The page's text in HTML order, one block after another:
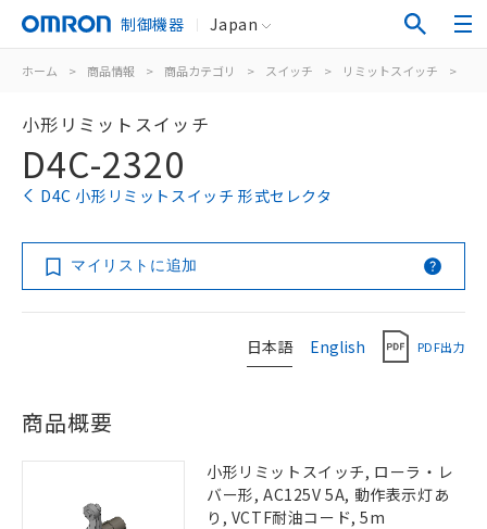
制御機器 Japan
ホーム > 商品情報 > 商品カテゴリ > スイッチ > リミットスイッチ >
小形リミットスイッチ
D4C-2320
D4C 小形リミットスイッチ 形式セレクタ
マイリストに追加
日本語 English PDF出力
商品概要
小形リミットスイッチ, ローラ・レ
バー形, AC125V 5A, 動作表示灯あ
り, VCTF耐油コード, 5m